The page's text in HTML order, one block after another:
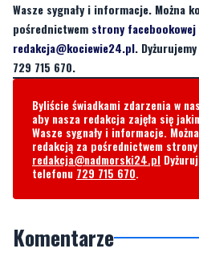
Wasze sygnały i informacje. Można
pośrednictwem strony facebookowej
redakcja@kociewie24.pl.
729 715 670.
Byliście świadkami zdarzenia w
aby nasza redakcja zajęła się
Wasze sygnały i informacje.
redakcją za pośrednictwem
redakcja@nadmorski24.pl
telefonu 729 715 670.
Komentarze